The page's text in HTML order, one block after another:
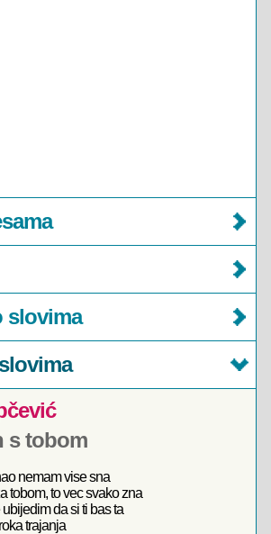
slovima
s tobom
nemam vise sna
tobom, to vec svako zna
da si ti bas ta
trajanja